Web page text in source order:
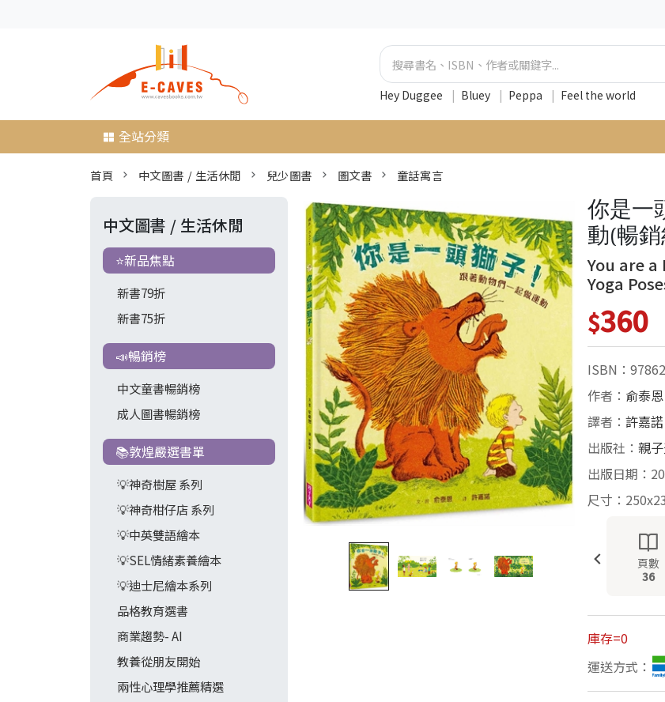
Hey Duggee | Bluey | Peppa | Feel the world
全站分類
首頁 中文圖書 / 生活休閒 兒少圖書 圖文書 童話寓言
中文圖書 / 生活休閒
⭐新品焦點
新書79折
新書75折
📣暢銷榜
中文童書暢銷榜
成人圖書暢銷榜
📚敦煌嚴選書單
💡神奇樹屋 系列
💡神奇柑仔店 系列
💡中英雙語繪本
💡SEL情緒素養繪本
💡迪士尼繪本系列
品格教育選書
商業趨勢- AI
教養從朋友開始
兩性心理學推薦精選
你是一
動(暢
You are
Yoga
$360
ISBN：
作者： 俞泰恩
譯者：許嘉諾
出版社：親
出版日期：
尺寸：
頁數
36
庫存=0
運送方式：